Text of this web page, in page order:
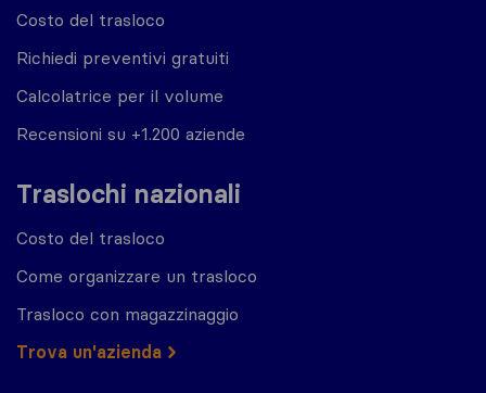
Costo del trasloco
Richiedi preventivi gratuiti
Calcolatrice per il volume
Recensioni su +1.200 aziende
Traslochi nazionali
Costo del trasloco
Come organizzare un trasloco
Trasloco con magazzinaggio
Trova un'azienda